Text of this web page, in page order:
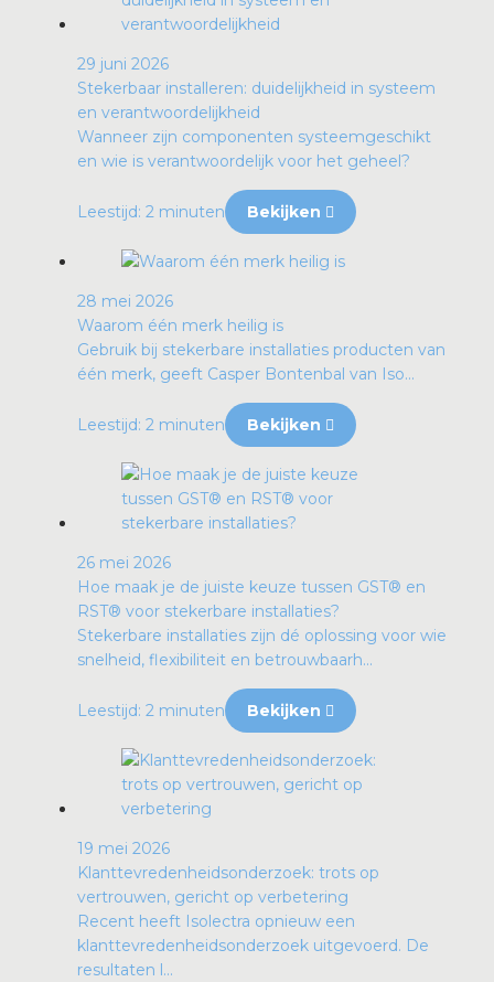
29 juni 2026
Stekerbaar installeren: duidelijkheid in systeem
en verantwoordelijkheid
Wanneer zijn componenten systeemgeschikt
en wie is verantwoordelijk voor het geheel?
Leestijd: 2 minuten Bekijken
28 mei 2026
Waarom één merk heilig is
Gebruik bij stekerbare installaties producten van
één merk, geeft Casper Bontenbal van Iso...
Leestijd: 2 minuten Bekijken
26 mei 2026
Hoe maak je de juiste keuze tussen GST® en
RST® voor stekerbare installaties?
Stekerbare installaties zijn dé oplossing voor wie
snelheid, flexibiliteit en betrouwbaarh...
Leestijd: 2 minuten Bekijken
19 mei 2026
Klanttevredenheidsonderzoek: trots op
vertrouwen, gericht op verbetering
Recent heeft Isolectra opnieuw een
klanttevredenheidsonderzoek uitgevoerd. De
resultaten l...